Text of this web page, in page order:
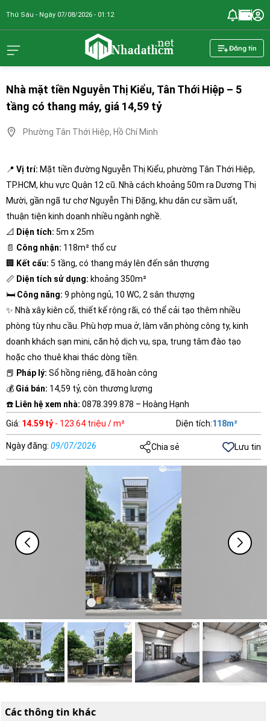
Thứ Sáu - Ngày 07/08/2026 - 01:12
Đăng tin
Nhà mặt tiền Nguyễn Thị Kiểu, Tân Thới Hiệp – 5
tầng có thang máy, giá 14,59 tỷ
Phường Tân Thới Hiệp, Hồ Chí Minh
📍 Vị trí: Mặt tiền đường Nguyễn Thị Kiểu, phường Tân Thới Hiệp,
TP.HCM, khu vực Quận 12 cũ. Nhà cách khoảng 50m ra Dương Thị
Mười, gần ngã tư chợ Nguyễn Thị Đặng, khu dân cư sầm uất,
thuận tiện kinh doanh nhiều ngành nghề.
📐 Diện tích: 5m x 25m
📄 Công nhận: 118m² thổ cư
🏢 Kết cấu: 5 tầng, có thang máy lên đến sân thượng
📏 Diện tích sử dụng: khoảng 350m²
🛏️ Công năng: 9 phòng ngủ, 10 WC, 2 sân thượng
✨ Nhà xây kiên cố, thiết kế rộng rãi, có thể cải tạo thêm nhiều
phòng tùy nhu cầu. Phù hợp mua ở, làm văn phòng công ty, kinh
doanh khách sạn mini, căn hộ dịch vụ, spa, trung tâm đào tạo
hoặc cho thuê khai thác dòng tiền.
📕 Pháp lý: Sổ hồng riêng, đã hoàn công
💰 Giá bán: 14,59 tỷ, còn thương lượng
☎️ Liên hệ xem nhà: 0878.399.878 – Hoàng Hạnh
Giá: 14.59 tỷ - 123.64 triệu / m² Diện tích:118m²
Ngày đăng: 09/07/2026 Chia sẻ Lưu tin
Các thông tin khác